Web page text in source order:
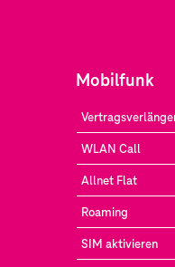
Mobilfunk
WLAN Call
Allnet Flat
Roaming
SIM aktivieren